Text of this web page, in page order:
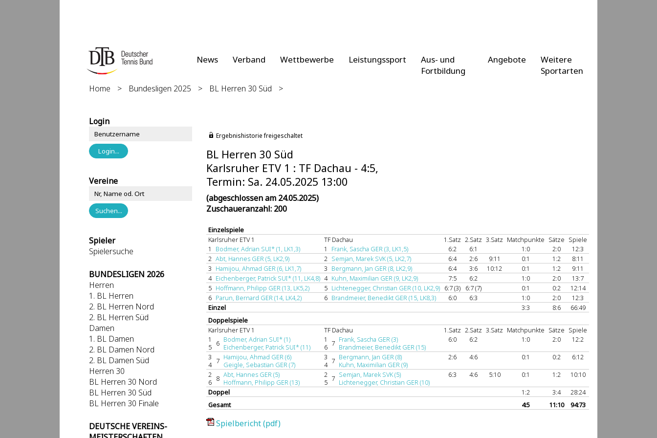
News Verband Wettbewerbe Leistungssport
Aus- und
Fortbildung
Angebote
Weitere
Sportarten
Home > Bundesligen 2025 > BL Herren 30 Süd >
Login
Vereine
Spieler
Spielersuche
BUNDESLIGEN 2026
Herren
1. BL Herren
2. BL Herren Nord
2. BL Herren Süd
Damen
1. BL Damen
2. BL Damen Nord
2. BL Damen Süd
Herren 30
BL Herren 30 Nord
BL Herren 30 Süd
BL Herren 30 Finale
DEUTSCHE VEREINS-
Ergebnishistorie freigeschaltet
BL Herren 30 Süd
Karlsruher ETV 1 : TF Dachau - 4:5,
Termin: Sa. 24.05.2025 13:00
(abgeschlossen am 24.05.2025)
Zuschaueranzahl: 200
Einzelspiele
Karlsruher ETV 1
TF Dachau 1.Satz 2.Satz 3.Satz Matchpunkte Sätze Spiele
1
Bodmer, Adrian SUI* (1, LK1,3) 1 Frank, Sascha GER (3, LK1,5) 6:2 6:1 1:0 2:0
12:3
2 Abt, Hannes GER (5, LK2,9) 2 Semjan, Marek SVK (5, LK2,7) 6:4 2:6 9:11 0:1 1:2
8:11
3 Hamijou, Ahmad GER (6, LK1,7) 3 Bergmann, Jan GER (8, LK2,9) 6:4 3:6 10:12 0:1 1:2
9:11
4 Eichenberger, Patrick SUI* (11, LK4,8) 4 Kuhn, Maximilian GER (9, LK2,9) 7:5 6:2 1:0 2:0
13:7
5 Hoffmann, Philipp GER (13, LK5,2) 5 Lichtenegger, Christian GER (10, LK2,9) 6:7 (3) 6:7 (7) 0:1 0:2
12:14
6 Parun, Bernard GER (14, LK4,2) 6 Brandmeier, Benedikt GER (15, LK8,3) 6:0 6:3 1:0 2:0
12:3
Einzel
3:3 8:6
66:49
Doppelspiele
Karlsruher ETV 1
TF Dachau 1.Satz 2.Satz 3.Satz Matchpunkte Sätze Spiele
1
5 6 Bodmer, Adrian SUI* (1)
Eichenberger, Patrick SUI* (11)
1
6 7 Frank, Sascha GER (3)
Brandmeier, Benedikt GER (15)
6:0 6:2 1:0 2:0
12:2
3
4 7 Hamijou, Ahmad GER (6)
Geigle, Sebastian GER (7)
3
4 7 Bergmann, Jan GER (8)
Kuhn, Maximilian GER (9)
2:6 4:6 0:1 0:2
6:12
2
6 8 Abt, Hannes GER (5)
Hoffmann, Philipp GER (13)
2
5 7 Semjan, Marek SVK (5)
Lichtenegger, Christian GER (10)
6:3 4:6 5:10 0:1 1:2
10:10
Doppel
1:2 3:4
28:24
Gesamt
4:5 11:10 94:73
Spielbericht (pdf)